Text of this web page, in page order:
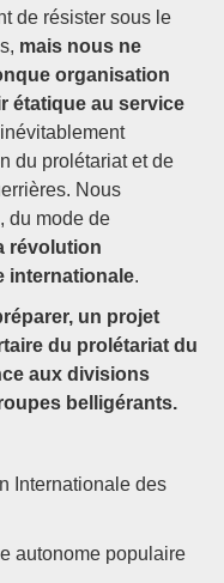
de résister sous le
mais nous ne
organisation
étatique au service
du prolétariat et de
Nous
du mode de
révolution
internationale.
un projet
du prolétariat du
aux divisions
belligérants.
Internationale des
autonome populaire